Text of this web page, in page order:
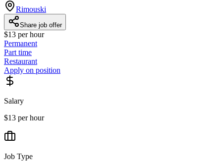
Rimouski
Share job offer
$13 per hour
Permanent
Part time
Restaurant
Apply on position
Salary
$13 per hour
Job Type